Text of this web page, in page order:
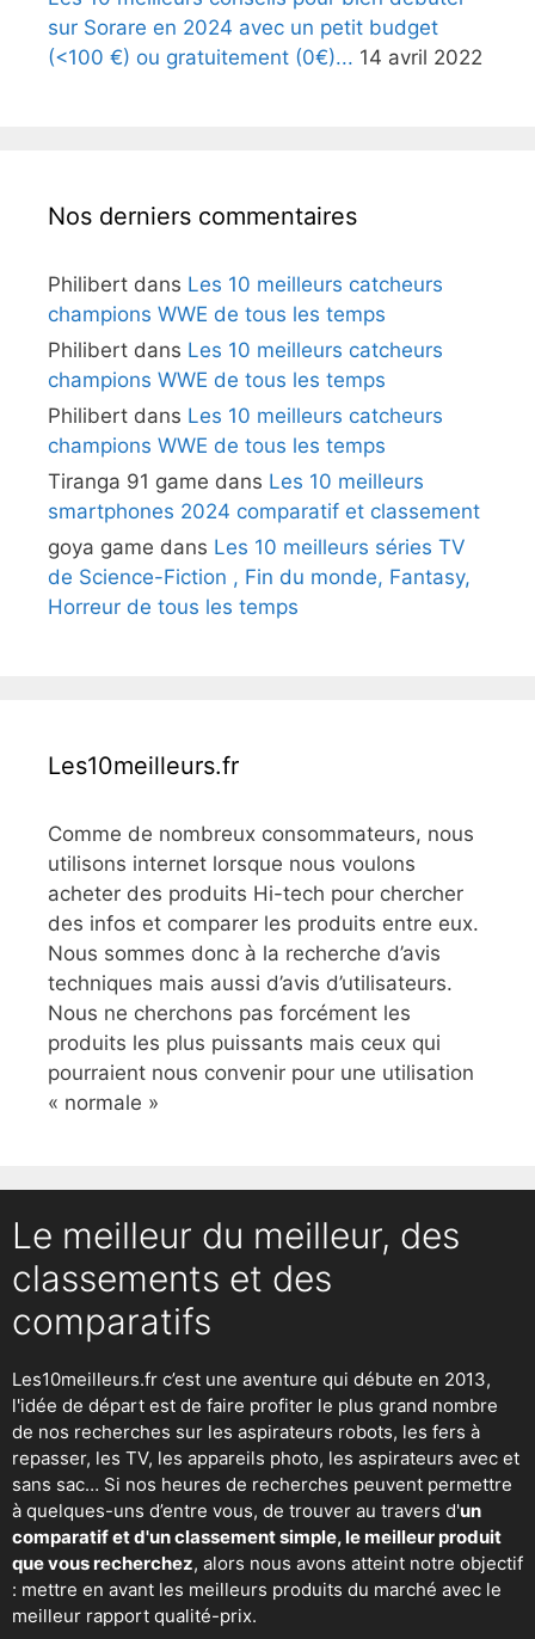
sur Sorare en 2024 avec un petit budget
(<100 €) ou gratuitement (0€)... 14 avril 2022
Nos derniers commentaires
Philibert dans Les 10 meilleurs catcheurs
champions WWE de tous les temps
Philibert dans Les 10 meilleurs catcheurs
champions WWE de tous les temps
Philibert dans Les 10 meilleurs catcheurs
champions WWE de tous les temps
Tiranga 91 game dans Les 10 meilleurs
smartphones 2024 comparatif et classement
goya game dans Les 10 meilleurs séries TV
de Science-Fiction , Fin du monde, Fantasy,
Horreur de tous les temps
Les10meilleurs.fr
Comme de nombreux consommateurs, nous
utilisons internet lorsque nous voulons
acheter des produits Hi-tech pour chercher
des infos et comparer les produits entre eux.
Nous sommes donc à la recherche d’avis
techniques mais aussi d’avis d’utilisateurs.
Nous ne cherchons pas forcément les
produits les plus puissants mais ceux qui
pourraient nous convenir pour une utilisation
« normale »
Le meilleur du meilleur, des
classements et des
comparatifs
Les10meilleurs.fr c’est une aventure qui débute en 2013,
l'idée de départ est de faire profiter le plus grand nombre
de nos recherches sur les aspirateurs robots, les fers à
repasser, les TV, les appareils photo, les aspirateurs avec et
sans sac… Si nos heures de recherches peuvent permettre
à quelques-uns d’entre vous, de trouver au travers d'un
comparatif et d'un classement simple, le meilleur produit
que vous recherchez, alors nous avons atteint notre objectif
: mettre en avant les meilleurs produits du marché avec le
meilleur rapport qualité-prix.